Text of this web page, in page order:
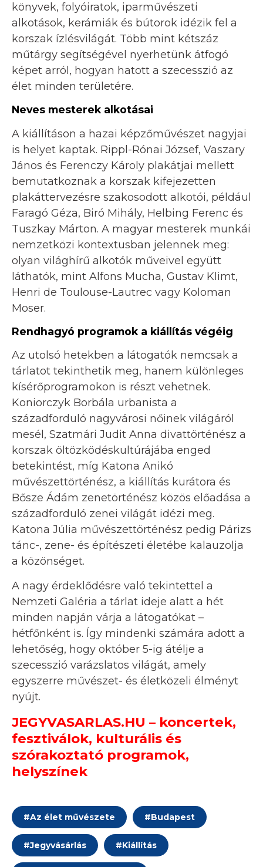
könyvek, folyóiratok, iparművészeti
alkotások, kerámiák és bútorok idézik fel a
korszak ízlésvilágát. Több mint kétszáz
műtárgy segítségével nyerhetünk átfogó
képet arról, hogyan hatott a szecesszió az
élet minden területére.
Neves mesterek alkotásai
A kiállításon a hazai képzőművészet nagyjai
is helyet kaptak. Rippl-Rónai József, Vaszary
János és Ferenczy Károly plakátjai mellett
bemutatkoznak a korszak kifejezetten
plakáttervezésre szakosodott alkotói, például
Faragó Géza, Biró Mihály, Helbing Ferenc és
Tuszkay Márton. A magyar mesterek munkái
nemzetközi kontextusban jelennek meg:
olyan világhírű alkotók műveivel együtt
láthatók, mint Alfons Mucha, Gustav Klimt,
Henri de Toulouse-Lautrec vagy Koloman
Moser.
Rendhagyó programok a kiállítás végéig
Az utolsó hetekben a látogatók nemcsak a
tárlatot tekinthetik meg, hanem különleges
kísérőprogramokon is részt vehetnek.
Koniorczyk Borbála urbanista a
századforduló nagyvárosi nőinek világáról
mesél, Szatmári Judit Anna divattörténész a
korszak öltözködéskultúrájába enged
betekintést, míg Katona Anikó
művészettörténész, a kiállítás kurátora és
Bősze Ádám zenetörténész közös előadása a
századforduló zenei világát idézi meg.
Katona Júlia művészettörténész pedig Párizs
tánc-, zene- és építészeti életébe kalauzolja
a közönséget.
A nagy érdeklődésre való tekintettel a
Nemzeti Galéria a tárlat ideje alatt a hét
minden napján várja a látogatókat –
hétfőnként is. Így mindenki számára adott a
lehetőség, hogy október 5-ig átélje a
szecesszió varázslatos világát, amely
egyszerre művészet- és életközeli élményt
nyújt.
JEGYVASARLAS.HU – koncertek,
fesztiválok, kulturális és
szórakoztató programok,
helyszínek
#Az élet művészete #Budapest
#Jegyvásárlás #Kiállítás